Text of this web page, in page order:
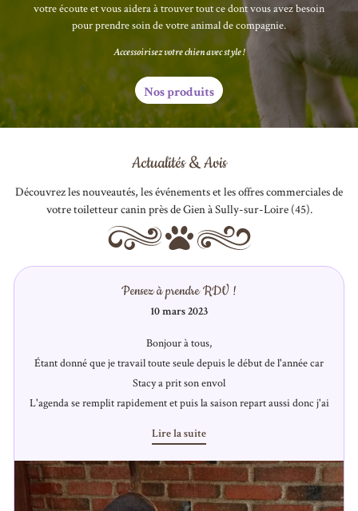
votre écoute et vous aidera à trouver tout ce dont vous avez besoin
pour prendre soin de votre animal de compagnie.
Accessoirisez votre chien avec style !
Nos produits
Actualités & Avis
Découvrez les nouveautés, les événements et les offres commercialesde
votre toiletteur canin près de Gien à Sully-sur-Loire (45).
Pensez à prendre RDV !
10 mars 2023
Bonjour à tous,
Étant donné que je travail toute seule depuis le début de l'année car
Stacy a prit son envol
L'agenda se remplit rapidement et puis la saison repart aussi donc j'ai
Prévoyez à l'avance vos rdv surtout si c'est un jour en particulier, ce
sera plus simple pour moi comme pour vous pour que je puisse vous
satisfaire au mieux.
Et puis je prends des vacances à partir du 22 Avril 13h et je reviens le
Voilà, des petites informations, qui je pense, peut vous servir
À bientôt,
Lire la suite